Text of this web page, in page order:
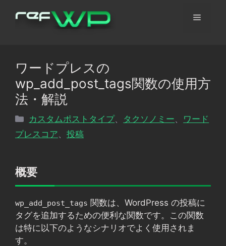
メ
ュ
ワードプレスの
wp_add_post_tags関数の使用方
法・解説
カ
テ
ー
カスタムポストタイプ、 タクソノミー
ワード
プレスコア
投稿
概要
wp_add_post_tags 関数は、WordPress の投稿に
タグを追加するための便利な関数です。この関数
は特に以下のようなシナリオでよく使用されま
す。